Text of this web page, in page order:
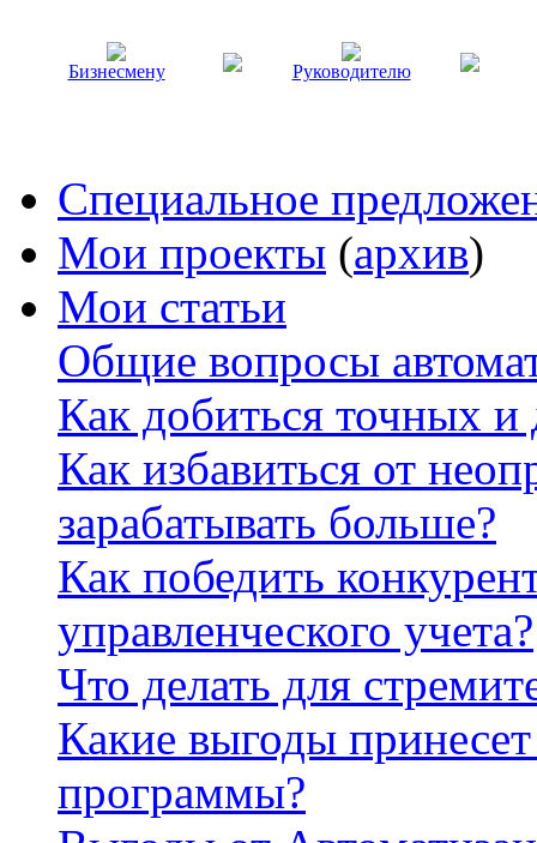
Бизнесмену Руководителю
Специальное
Мои проекты (архив)
Мои статьи
Общие вопросы
Как добиться точных
Как избавиться от
зарабатывать больше?
Как победить
управленческого учета?
Что делать для
Какие выгоды
программы?